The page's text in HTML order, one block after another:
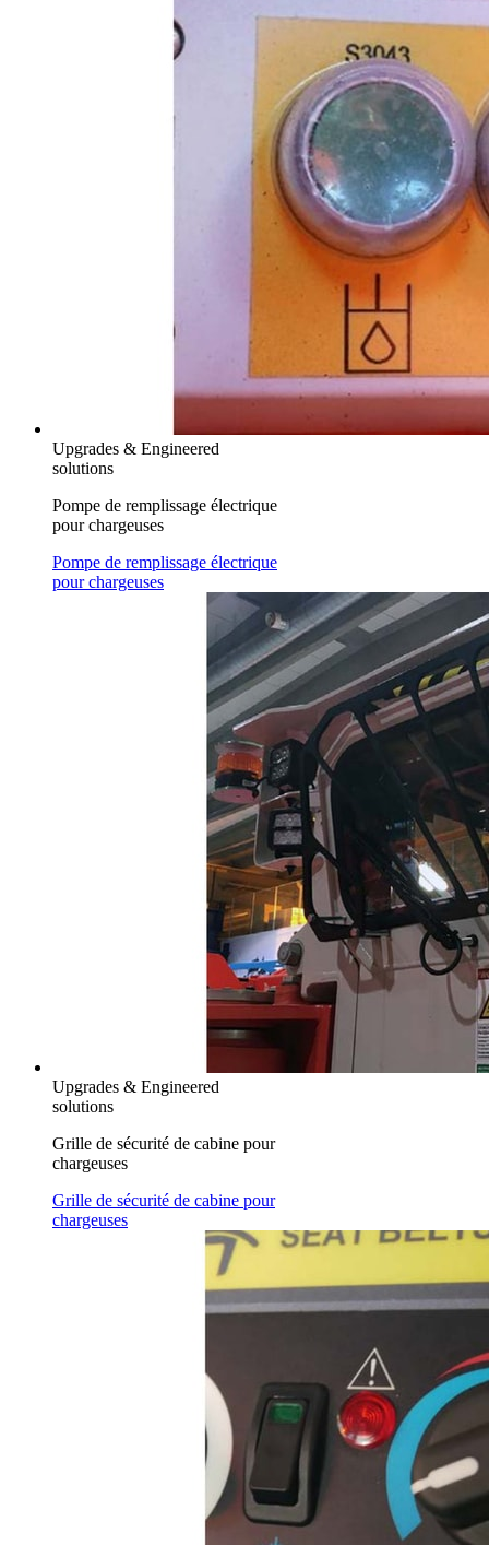
Upgrades & Engineered
solutions
Pompe de remplissage électrique
pour chargeuses
Pompe de remplissage électrique
pour chargeuses
Upgrades & Engineered
solutions
Grille de sécurité de cabine pour
chargeuses
Grille de sécurité de cabine pour
chargeuses